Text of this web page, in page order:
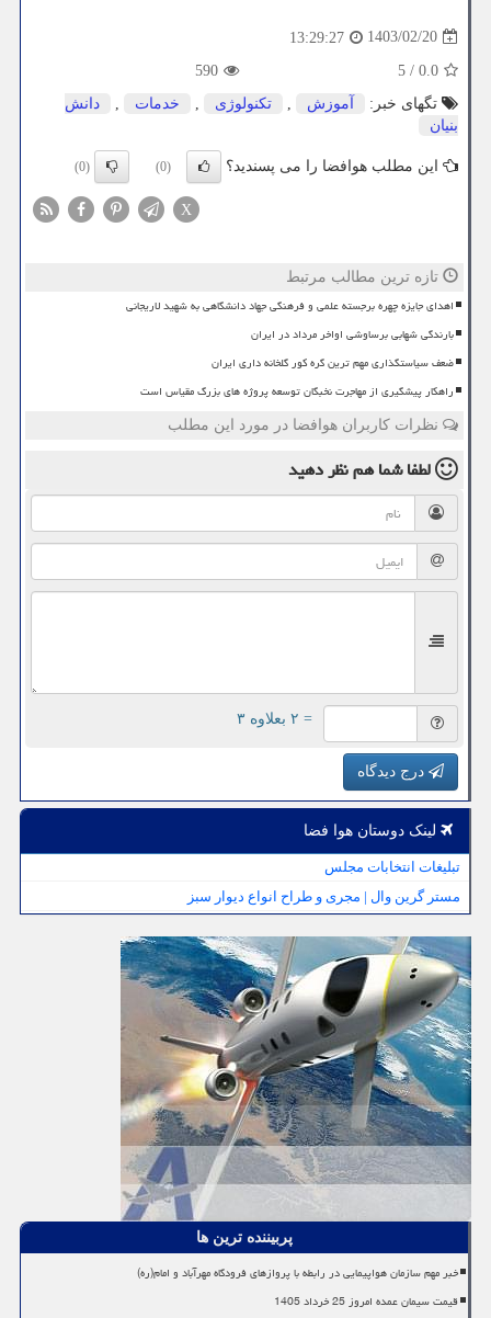
1403/02/20
13:29:27
0.0
/
5
590
تگهای خبر:
آموزش , تكنولوژی , خدمات ,
دانش
بنیان
این مطلب هوافضا را می پسندید؟ (0)
(0)
X
تازه ترین مطالب مرتبط
اهدای جایزه چهره برجسته علمی و فرهنگی جهاد دانشگاهی به شهید لاریجانی
بارندگی شهابی برساوشی اواخر مرداد در ایران
ضعف سیاستگذاری مهم ترین گره کور گلخانه داری ایران
راهکار پیشگیری از مهاجرت نخبگان توسعه پروژه های بزرگ مقیاس است
نظرات کاربران هوافضا در مورد این مطلب
لطفا شما همنظر دهید
= ۲ بعلاوه ۳
درج دیدگاه
لینک دوستان هوا فضا
تبلیغات انتخابات مجلس
مستر گرین وال | مجری و طراح انواع دیوار سبز
پربیننده ترین ها
خبر مهم سازمان هواپیمایی در رابطه با پروازهای فرودگاه مهرآباد و امام(ره)
قیمت سیمان عمده امروز 25 خرداد 1405